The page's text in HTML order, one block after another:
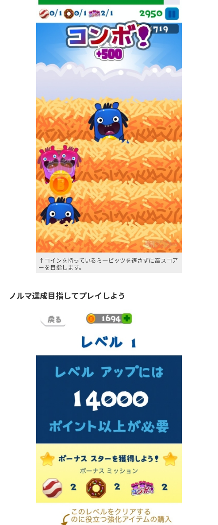
↑コインを持っているミ―ビッツを逃さずに高スコア
ーを目指します。
ノルマ達成目指してプレイしよう